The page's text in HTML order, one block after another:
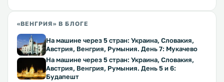
«ВЕНГРИЯ» В БЛОГЕ
На машине через 5 стран: Украина, Словакия,
Австрия, Венгрия, Румыния. День 7: Мукачево
На машине через 5 стран: Украина, Словакия,
Австрия, Венгрия, Румыния. День 5 и 6:
Будапешт